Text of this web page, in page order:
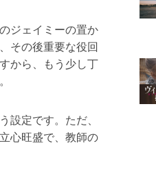
ジェイミーの置か
その後重要な役回
から、もう少し丁
設定です。ただ、
心旺盛で、教師の